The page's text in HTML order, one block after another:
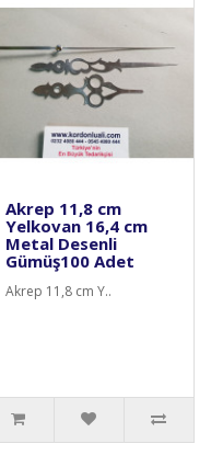
Akrep 11,8 cm
Yelkovan 16,4 cm
Metal Desenli
Gümüş100 Adet
Akrep 11,8 cm Y..